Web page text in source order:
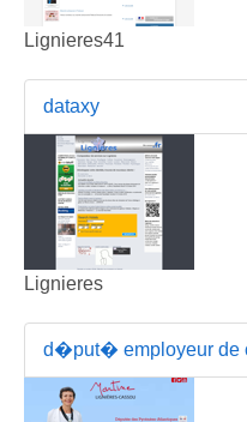
Lignieres41
dataxy
Lignieres
d�put� employeur de